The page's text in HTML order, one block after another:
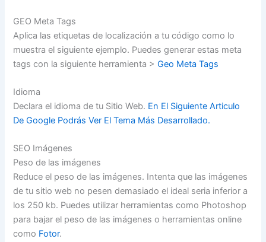
GEO Meta Tags
Aplica las etiquetas de localización a tu código como lo
muestra el siguiente ejemplo. Puedes generar estas meta
tags con la siguiente herramienta >Geo Meta Tags
Idioma
Declara el idioma de tu Sitio Web. En El Siguiente Articulo
De Google Podrás Ver El Tema Más Desarrollado.
SEO Imágenes
Peso de las imágenes
Reduce el peso de las imágenes. Intenta que las imágenes
de tu sitio web no pesen demasiado el ideal seria inferior a
los 250 kb. Puedes utilizar herramientas como Photoshop
para bajar el peso de las imágenes o herramientas online
como Fotor.